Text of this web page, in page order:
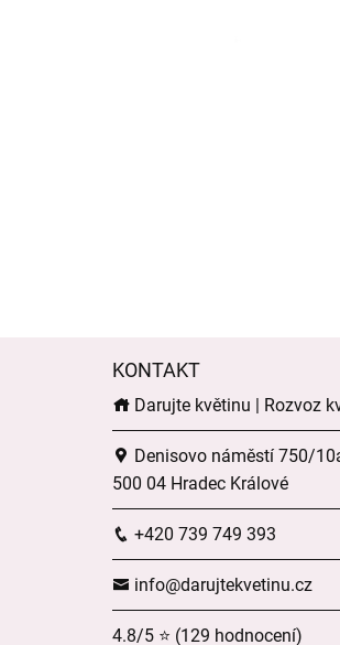
KONTAKT
Darujte květinu | Rozvoz
Denisovo náměstí 750/
500 04 Hradec Králové
+420 739 749 393
info@darujtekvetinu.cz
4.8/5 ⭐ (129 hodnocení)